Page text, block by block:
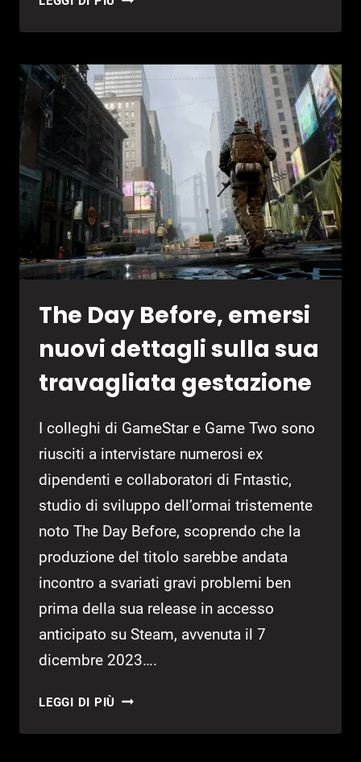
FINALI
The Day Before, emersi
nuovi dettagli sulla sua
travagliata gestazione
I colleghi di GameStar e Game Two sono
riusciti a intervistare numerosi ex
dipendenti e collaboratori di Fntastic,
studio di sviluppo dell’ormai tristemente
noto The Day Before, scoprendo che la
produzione del titolo sarebbe andata
incontro a svariati gravi problemi ben
prima della sua release in accesso
anticipato su Steam, avvenuta il 7
dicembre 2023….
LEGGI DI PIÙ THE
BEFORE,